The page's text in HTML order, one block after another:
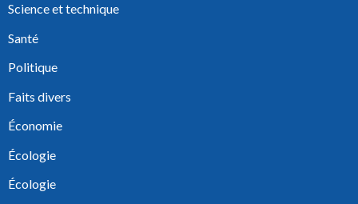
Science et technique
Santé
Politique
Faits divers
Économie
Écologie
Écologie